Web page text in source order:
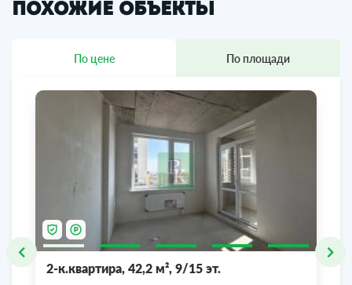
Похожие объекты
По цене По площади
2-к.квартира, 42,2 м², 9/15 эт.